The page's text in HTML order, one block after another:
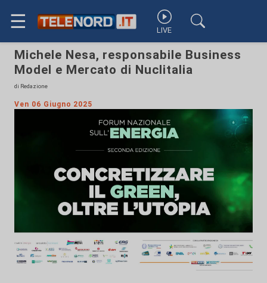
☰ LIVE
Michele Nesa, responsabile Business
Model e Mercato di Nuclitalia
di Redazione
Ven 06 Giugno 2025